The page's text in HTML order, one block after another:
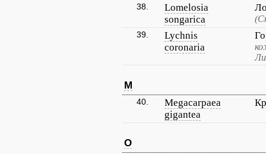
38.
Lomelosia
songarica
39.
Lychnis
coronaria
M
40.
Megacarpaea
gigantea
O